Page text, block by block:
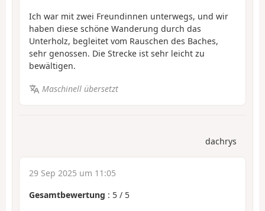
Ich war mit zwei Freundinnen unterwegs, und wir
haben diese schöne Wanderung durch das
Unterholz, begleitet vom Rauschen des Baches,
sehr genossen. Die Strecke ist sehr leicht zu
bewältigen.
Maschinell übersetzt
dachrys
29 Sep 2025 um 11:05
Gesamtbewertung : 5 / 5